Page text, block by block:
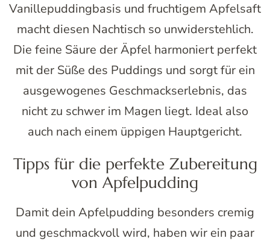
Vanillepuddingbasis und fruchtigem Apfelsaft
macht diesen Nachtisch so unwiderstehlich.
Die feine Säure der Äpfel harmoniert perfekt
mit der Süße des Puddings und sorgt für ein
ausgewogenes Geschmackserlebnis, das
nicht zu schwer im Magen liegt. Ideal also
auch nach einem üppigen Hauptgericht.
Tipps für die perfekte Zubereitung
von Apfelpudding
Damit dein Apfelpudding besonders cremig
und geschmackvoll wird, haben wir ein paar